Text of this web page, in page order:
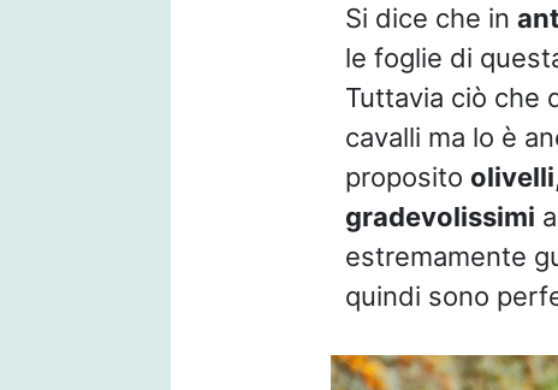
Si dice che in
le foglie di
Tuttavia ciò che
cavalli ma lo è
proposito olivelli
gradevolissimi
estremamente
quindi sono